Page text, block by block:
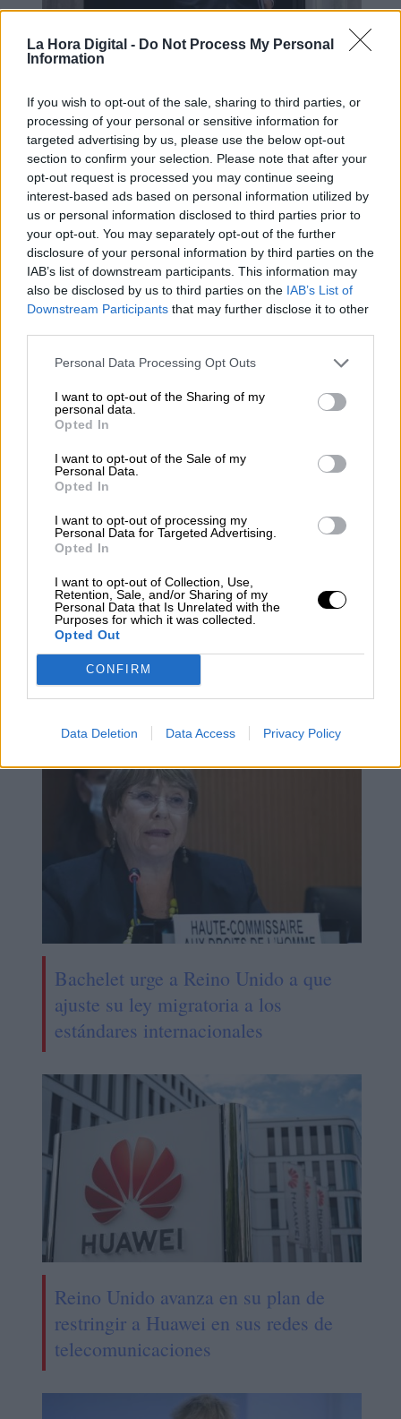
La Hora Digital - Do Not Process My Personal
Information
If you wish to opt-out of the sale, sharing to third parties, or
processing of your personal or sensitive information for
targeted advertising by us, please use the below opt-out
section to confirm your selection. Please note that after your
opt-out request is processed you may continue seeing
interest-based ads based on personal information utilized by
us or personal information disclosed to third parties prior to
your opt-out. You may separately opt-out of the further
disclosure of your personal information by third parties on the
IAB’s list of downstream participants. This information may
also be disclosed by us to third parties on the IAB’s List of
Downstream Participants that may further disclose it to other
Personal Data Processing Opt Outs
I want to opt-out of the Sharing of my
personal data.
Opted In
I want to opt-out of the Sale of my
Personal Data.
Opted In
I want to opt-out of processing my
Personal Data for Targeted Advertising.
Opted In
I want to opt-out of Collection, Use,
Retention, Sale, and/or Sharing of my
Personal Data that Is Unrelated with the
Purposes for which it was collected.
Opted Out
CONFIRM
Data Deletion Data Access Privacy Policy
Boris Johnson anuncia su dimisión:
Boris Johnson: el resbalón fatal de
un funambulista
Boris Johnson será multado por
incumplir las restricciones de la
pandemia en las fiestas de Downing
Bachelet urge a Reino Unido a que
ajuste su ley migratoria a los
estándares internacionales
Reino Unido avanza en su plan de
restringir a Huawei en sus redes de
telecomunicaciones